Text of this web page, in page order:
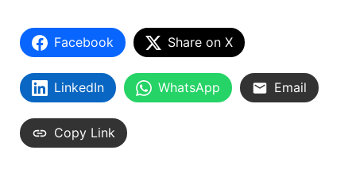
Facebook Share on X
LinkedIn WhatsApp Email
Copy Link